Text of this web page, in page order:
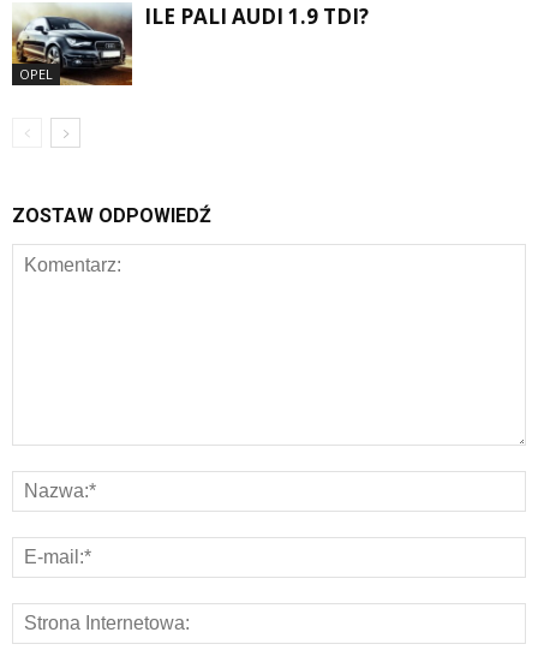
OPEL
ILE PALI AUDI 1.9 TDI?
ZOSTAW ODPOWIEDŹ